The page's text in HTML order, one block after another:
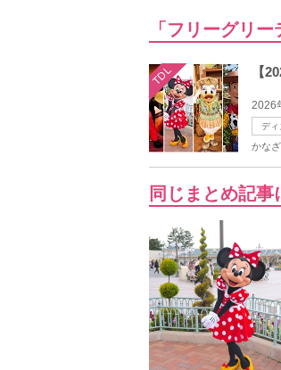
「フリーグリ
TDL 【
2026
デ
かな
同じまとめ記